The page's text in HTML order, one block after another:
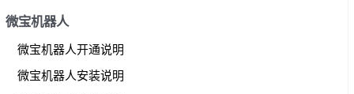
微宝机器人
微宝机器人开通说明
微宝机器人安装说明